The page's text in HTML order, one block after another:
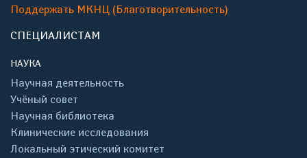
Поддержать МКНЦ (Благотворительность)
СПЕЦИАЛИСТАМ
НАУКА
Научная деятельность
Учёный совет
Научная библиотека
Клинические исследования
Локальный этический комитет